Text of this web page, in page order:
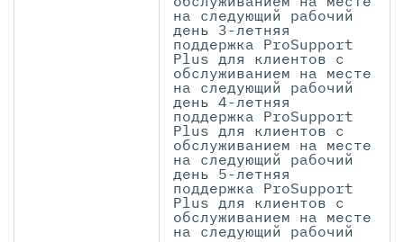
на следующий рабочий
день 3-летняя
поддержка ProSupport
Plus для клиентов с
обслуживанием на месте
на следующий рабочий
день 4-летняя
поддержка ProSupport
Plus для клиентов с
обслуживанием на месте
на следующий рабочий
день 5-летняя
поддержка ProSupport
Plus для клиентов с
обслуживанием на месте
на следующий рабочий